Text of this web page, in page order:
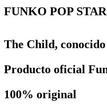
FUNKO POP
The Child,
Producto oficial
100% original